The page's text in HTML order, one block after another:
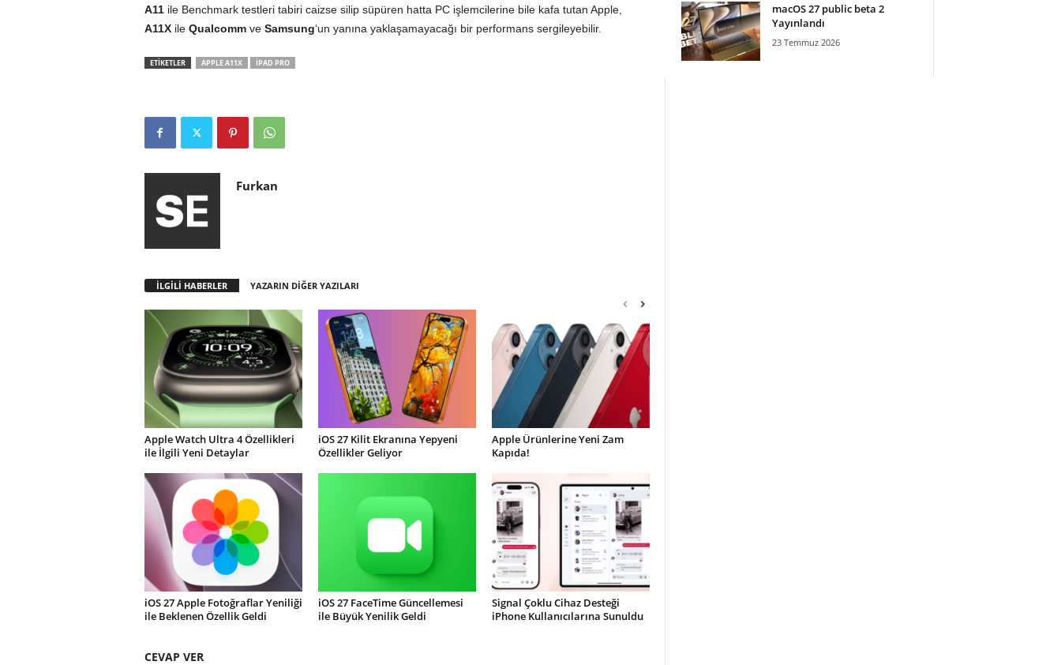
A11ile Benchmark testleri tabiri caizse silip süpüren hatta PC işlemcilerine bile kafa tutan Apple,
A11Xile Qualcommve Samsung‘un yanına yaklaşamayacağı bir performans sergileyebilir.
ETİKETLER APPLE A11X IPAD PRO
Furkan
İLGİLİ HABERLER YAZARIN DİĞER YAZILARI
Apple Watch Ultra 4 Özellikleri
ile İlgili Yeni Detaylar
iOS 27 Kilit Ekranına Yepyeni
Özellikler Geliyor
Apple Ürünlerine Yeni Zam
Kapıda!
iOS 27 Apple Fotoğraflar Yeniliği
ile Beklenen Özellik Geldi
iOS 27 FaceTime Güncellemesi
ile Büyük Yenilik Geldi
Signal Çoklu Cihaz Desteği
iPhone Kullanıcılarına Sunuldu
CEVAP VER
macOS 27 public beta 2
Yayınlandı
23 Temmuz 2026